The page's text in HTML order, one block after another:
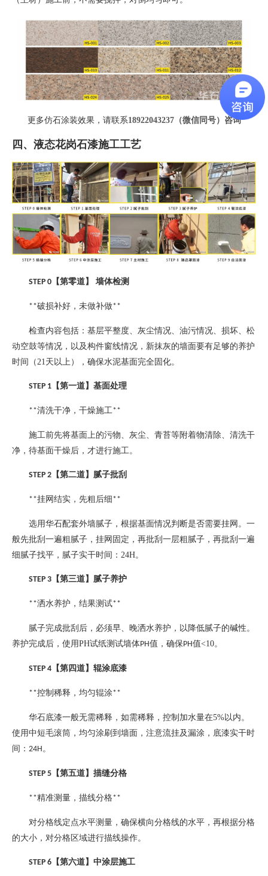
更多仿石涂装效果，请联系18922043237（微信同号） 咨询
四、液态花岗石漆施工工艺
STEP 0 【第零道】 墙体检测
**破损补好，未做补做**
检查内容包括：基层平整度、灰尘情况、油污情况、损坏、松
动空鼓等情况，以及构件窗线情况，新抹灰的墙面要有足够的养护
时间（21天以上），确保水泥基面完全固化。
STEP 1 【第一道】基面处理
**清洗干净，干燥施工**
施工前先将基面上的污物、灰尘、青苔等附着物清除、清洗干
净，待基面干燥后，才进行施工。
STEP 2 【第二道】腻子批刮
**挂网结实，先粗后细 **
选用华石配套外墙腻子，根据基面情况判断是否需要挂网。一
般先批刮一遍粗腻子，挂网固定，再批刮一层粗腻子，再批刮一遍
细腻子找平，腻子实干时间： 24H。
STEP 3 【第三道】腻子养护
**洒水养护，结果测试**
腻子完成批刮后，必须早、晚洒水养护，以降低腻子的碱性。
养护完成后，使用PH试纸测试墙体PH值，确保PH值<10。
STEP 4 【第四道】辊涂底漆
**控制稀释，均匀辊涂**
华石底漆一般无需稀释，如需稀释，控制加水量在5%以内。
使用中短毛滚筒，均匀涂刷到墙面，注意流挂及漏涂，底漆实干时
间： 24H。
STEP 5 【第五道】描缝分格
**精准测量，描线分格**
对分格线定点水平测量，确保横向分格线的水平，再根据分格
的大小，对分格区域进行描线操作。
STEP 6 【第六道】中涂层施工